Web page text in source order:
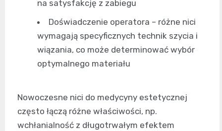
na satysfakcję z zabiegu
Doświadczenie operatora – różne nici
wymagają specyficznych technik szycia i
wiązania, co może determinować wybór
optymalnego materiału
Nowoczesne nici do medycyny estetycznej
często łączą różne właściwości, np.
wchłanialność z długotrwałym efektem